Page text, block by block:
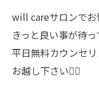
will careサロンでお
きっと良い事が待
平日無料カウンセ
お越し下さい🙇‍♀️